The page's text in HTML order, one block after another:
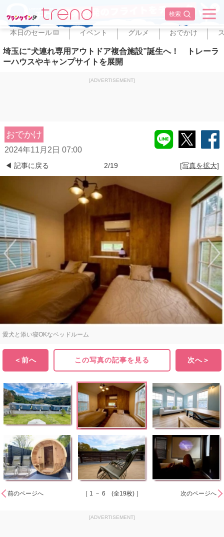
検索
✕
本日のセール PR イベント グルメ おでかけ
埼玉に“犬連れ専用アウトドア複合施設”誕生へ！ トレーラ
ーハウスやキャンプサイトを展開
[ADVERTISEMENT]
おでかけ
2024年11月2日 07:00
◀ 記事に戻る 2/19 [写真を拡大]
愛犬と添い寝OKなベッドルーム
＜前へ この写真の記事を見る 次へ＞
前のページへ ［ 1 － 6 (全19枚) ］ 次のページへ
[ADVERTISEMENT]